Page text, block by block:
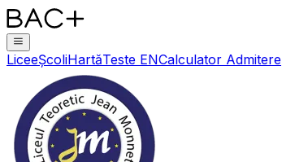
LiceeȘcoliHartăTeste ENCalculator Admitere